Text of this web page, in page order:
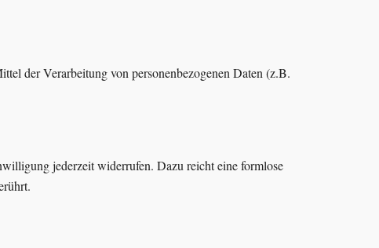
der Verarbeitung von personenbezogenen Daten (z.B.
jederzeit widerrufen. Dazu reicht eine formlose